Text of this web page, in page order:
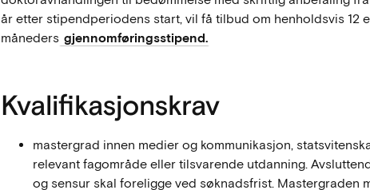
år etter stipendperiodens start, vil få tilbud om henholdsvis 12
måneders gjennomføringsstipend.
Kvalifikasjonskrav
mastergrad innen medier og kommunikasjon,
relevant fagområde eller tilsvarende utdanning.
og sensur skal foreligge ved søknadsfrist. Mastergraden